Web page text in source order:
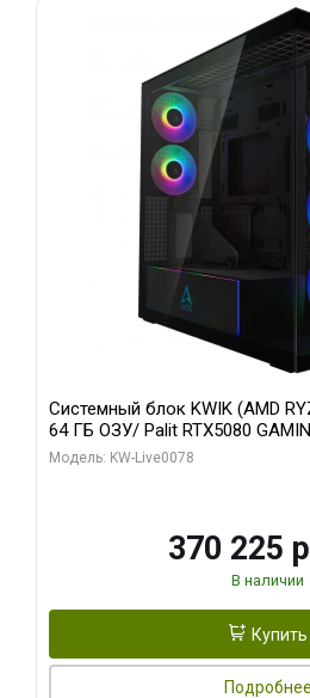
Системный блок KWIK (AMD
64 ГБ ОЗУ/ Palit RTX5080
GDDR7 256bit 3xDP HD/ 1 ТБ SSD)
Модель: KW-Live0078
370 225
В наличии
Купить
Подробнее